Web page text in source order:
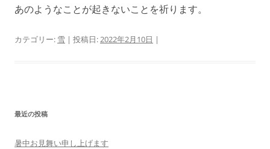
あのようなことが起きないことを祈ります。
カテゴリー: 雪 | 投稿日:2022年2月10日 |
最近の投稿
暑中お見舞い申し上げます